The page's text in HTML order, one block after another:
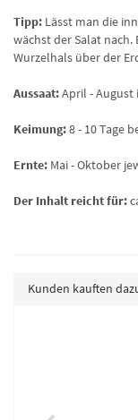
Tipp: Lässt man die
wächst der Salat
Wurzelhals über der
Aussaat:April - August
Keimung:8 - 10 Tage
Ernte: Mai - Oktober
Der Inhalt reicht für:
Kunden kauften